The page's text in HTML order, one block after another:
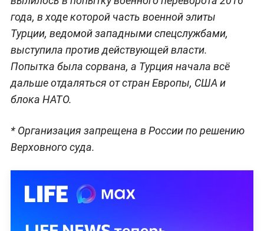
года, в ходе которой часть военной элиты
Турции, ведомой западными спецслужбами,
выступила против действующей власти.
Попытка была сорвана, а Турция начала всё
дальше отдаляться от стран Европы, США и
блока НАТО.
* Организация запрещена в России по решению
Верховного суда.